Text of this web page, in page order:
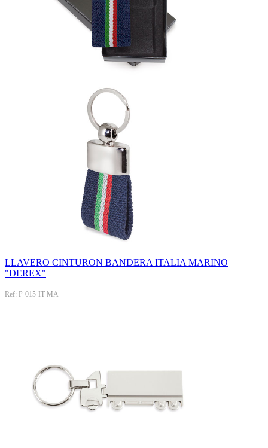
LLAVERO CINTURON BANDERA ITALIA MARINO
"DEREX"
Ref: P-015-IT-MA